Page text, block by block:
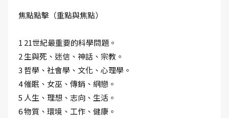
焦點點擊（重點與焦點）
1 21世紀最重要的科學問題。
2 生與死、迷信、神話、宗教。
3 哲學、社會學、文化、心理學。
4 催眠、女巫、傳銷、網戀。
5 人生、理想、志向、生活。
6 物質、環境、工作、健康。